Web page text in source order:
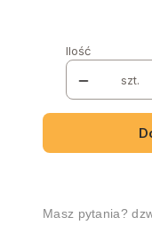
Ilość
szt.
Masz pytania?